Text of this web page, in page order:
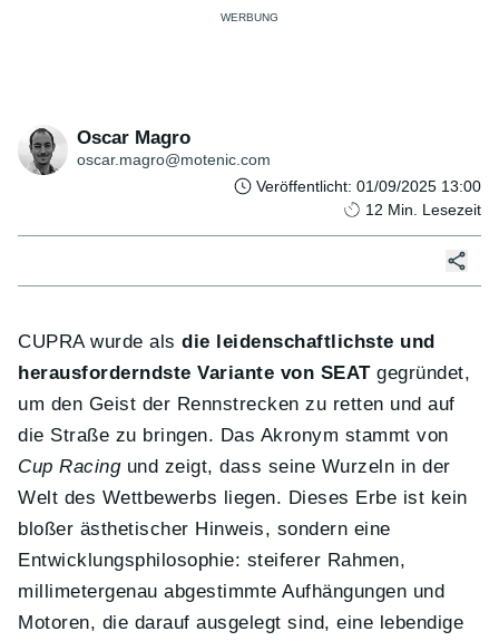
Oscar Magro
oscar.magro@motenic.com
Veröffentlicht: 01/09/2025 13:00
12 Min. Lesezeit
CUPRA wurde alsdie leidenschaftlichste und
herausforderndste Variante von SEATgegründet,
um den Geist der Rennstrecken zu retten und auf
die Straße zu bringen. Das Akronym stammt von
Cup Racingund zeigt, dass seine Wurzeln in der
Welt des Wettbewerbs liegen. Dieses Erbe ist kein
bloßer ästhetischer Hinweis, sondern eine
Entwicklungsphilosophie: steiferer Rahmen,
millimetergenau abgestimmte Aufhängungen und
Motoren, die darauf ausgelegt sind, eine lebendige